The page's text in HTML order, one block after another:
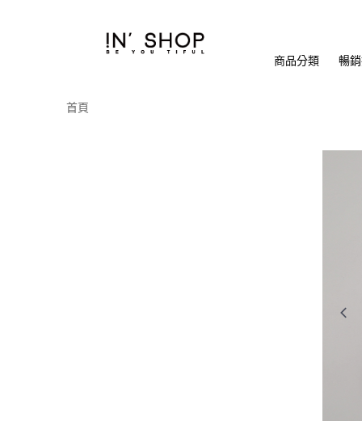
商品分類 暢
首頁